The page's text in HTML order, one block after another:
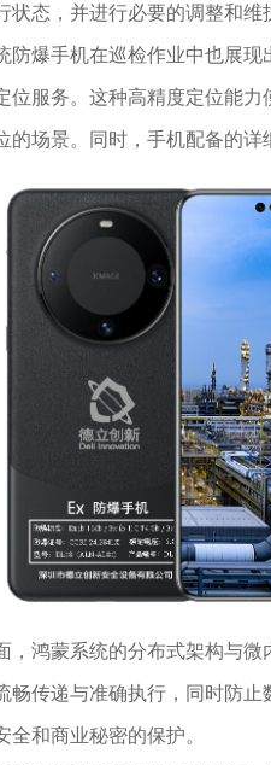
状态，并进行必要的调整和
防爆手机在巡检作业中也展
位服务。这种高精度定位能
的场景。同时，手机配备的
，鸿蒙系统的分布式架构与
畅传递与准确执行，同时防
全和商业秘密的保护。